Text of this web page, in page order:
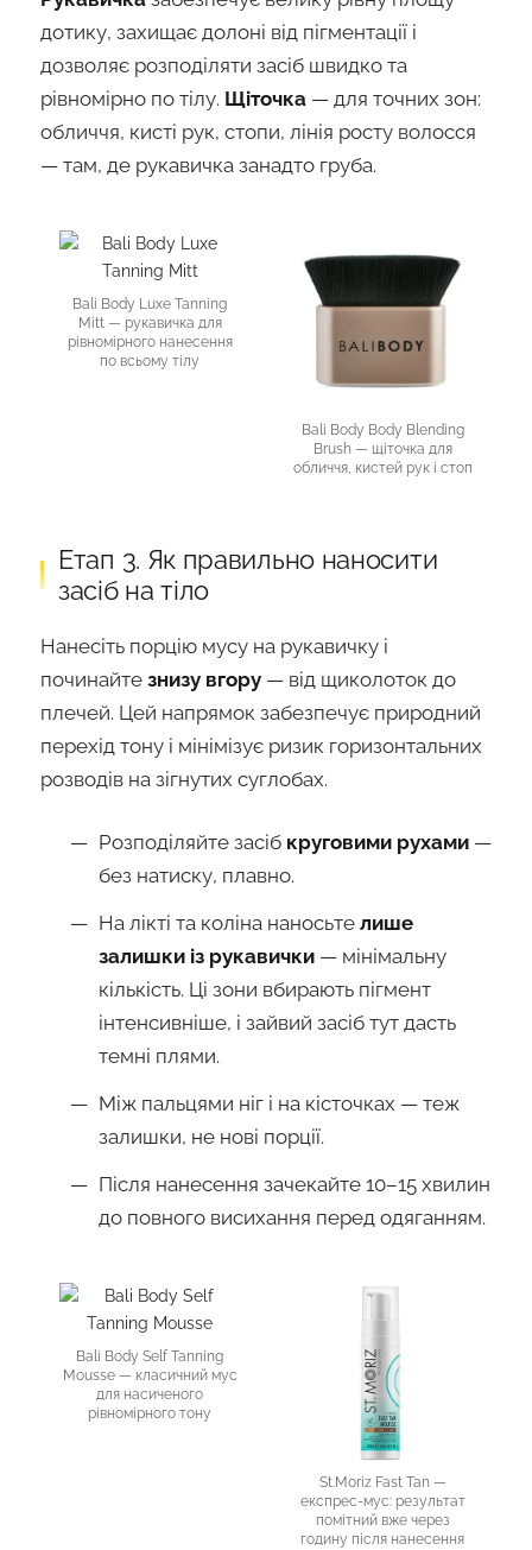
дотику, захищає долоні від пігментації і
дозволяє розподіляти засіб швидко та
рівномірно по тілу. Щіточка — для точних зон:
обличчя, кисті рук, стопи, лінія росту волосся
— там, де рукавичка занадто груба.
Bali Body Luxe Tanning
Mitt— рукавичка для
рівномірного нанесення
по всьому тілу
Bali Body Body Blending
Brush— щіточка для
обличчя, кистей рук і стоп
Етап 3. Як правильно наносити
засіб на тіло
Нанесіть порцію мусу на рукавичку і
починайте знизу вгору — від щиколоток до
плечей. Цей напрямок забезпечує природний
перехід тону і мінімізує ризик горизонтальних
розводів на зігнутих суглобах.
Розподіляйте засіб круговими рухами —
без натиску, плавно.
На лікті та коліна наносьте лише
залишки із рукавички — мінімальну
кількість. Ці зони вбирають пігмент
інтенсивніше, і зайвий засіб тут дасть
темні плями.
Між пальцями ніг і на кісточках — теж
залишки, не нові порції.
Після нанесення зачекайте 10–15 хвилин
до повного висихання перед одяганням.
Bali Body Self Tanning
Mousse— класичний мус
для насиченого
рівномірного тону
St.Moriz Fast Tan—
експрес-мус: результат
помітний вже через
годину після нанесення